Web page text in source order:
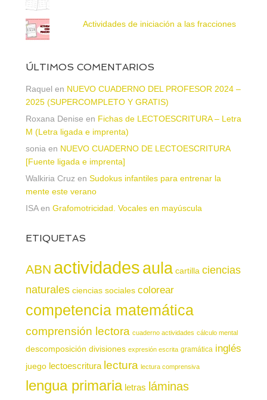
Actividades de iniciación a las fracciones
ÚLTIMOS COMENTARIOS
Raquel en NUEVO CUADERNO DEL PROFESOR 2024 –
2025 (SUPERCOMPLETO Y GRATIS)
Roxana Denise en Fichas de LECTOESCRITURA – Letra
M (Letra ligada e imprenta)
soniaen NUEVO CUADERNO DE LECTOESCRITURA
[Fuente ligada e imprenta]
Walkiria Cruzen Sudokus infantiles para entrenar la
mente este verano
ISAen Grafomotricidad. Vocales en mayúscula
ETIQUETAS
ABN actividadesaula cartilla ciencias
naturales ciencias sociales colorear
competencia matemática
comprensión lectora cuaderno actividades cálculo mental
descomposición divisiones expresión escrita gramática inglés
juego lectoescritura lectura lectura comprensiva
lengua primaria letras láminas